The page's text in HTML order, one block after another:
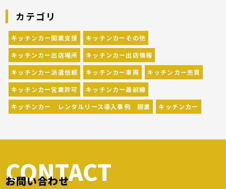
カテゴリ
キッチンカー開業支援
キッチンカーその他
キッチンカー出店場所
キッチンカー出店情報
キッチンカー派遣依頼
キッチンカー車両
キッチンカー売買
キッチンカー営業許可
キッチンカー最前線
キッチンカー レンタルリース導入事例 開業
キッチンカー
CONTACT
お問い合わせ